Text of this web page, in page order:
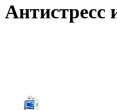
Антистресс